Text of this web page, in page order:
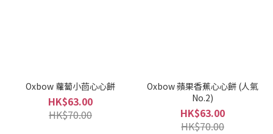
Oxbow 蘿蔔小茴心心餅
HK$63.00
HK$70.00
Oxbow 蘋果香蕉心心餅 (人氣
No.2)
HK$63.00
HK$70.00